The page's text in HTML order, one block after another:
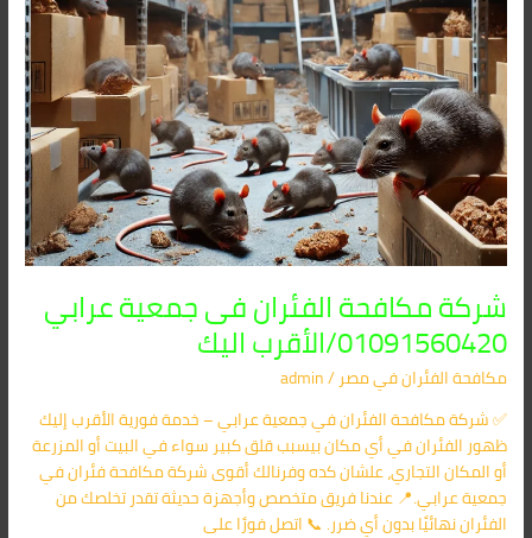
شركة مكافحة الفئران فى جمعية عرابي
01091560420/الأقرب اليك
مكافحة الفئران​ في مصر/
admin
✅ شركة مكافحة الفئران في جمعية عرابي – خدمة فورية الأقرب إليك
ظهور الفئران في أي مكان بيسبب قلق كبير سواء في البيت أو المزرعة
أو المكان التجاري، علشان كده وفرنالك أقوى شركة مكافحة فئران في
جمعية عرابي.📍 عندنا فريق متخصص وأجهزة حديثة تقدر تخلصك من
الفئران نهائيًا بدون أي ضرر. 📞 اتصل فورًا على